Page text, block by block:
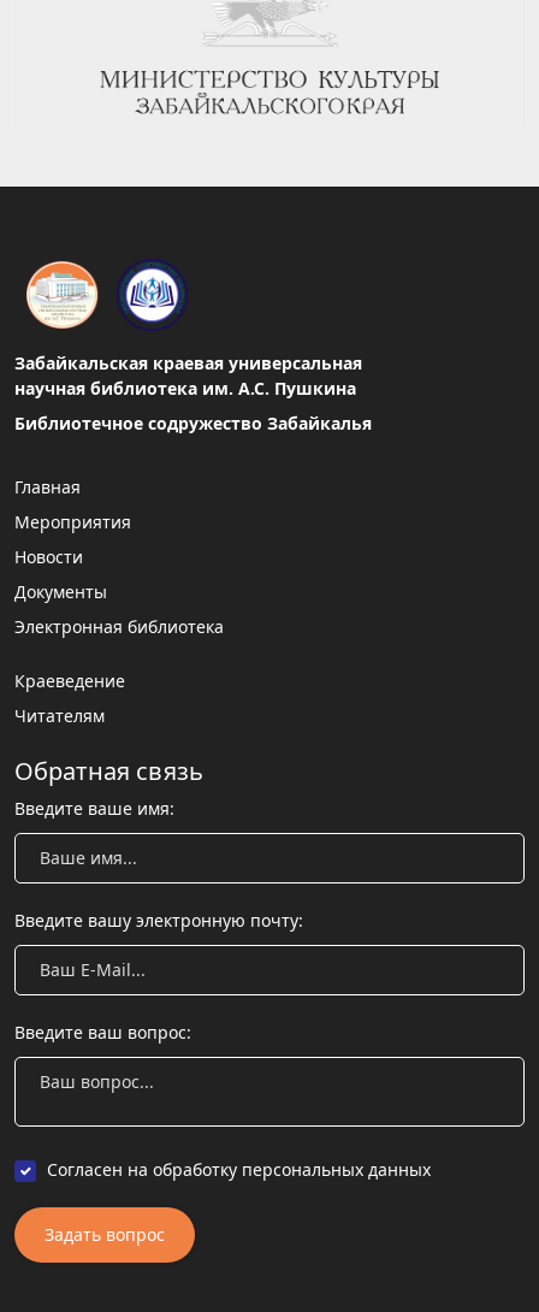
Забайкальская краевая универсальная
научная библиотека им. А.С. Пушкина
Библиотечное содружество Забайкалья
Главная
Мероприятия
Новости
Документы
Электронная библиотека
Краеведение
Читателям
Обратная связь
Введите ваше имя:
Введите вашу электронную почту:
Введите ваш вопрос:
Согласен на обработку персональных данных
Задать вопрос